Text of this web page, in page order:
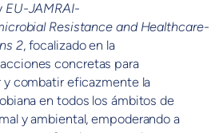
EU-JAMRAI-
Resistance and Healthcare-
2​, focalizado en la
concretas para
y combatir eficazmente la
en todos los ámbitos de
y ambiental, empoderando a